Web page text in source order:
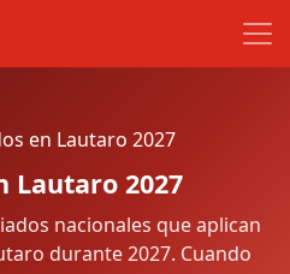
en Lautaro 2027
Lautaro 2027
nacionales que aplican
durante 2027. Cuando